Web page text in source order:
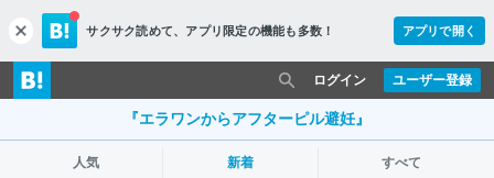
c
l
o
s
サクサク読めて、 アプリ限定の機能も多数！ アプリで開く
ユーザー登録
ログイン
『エラワンからアフターピル避妊』
人気 新着 すべて